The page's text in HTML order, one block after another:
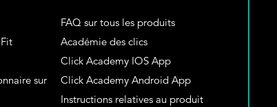
sur
FAQ sur tous les produits
Académie des clics
Click Academy IOS App
Click Academy Android App
Instructions relatives au produit